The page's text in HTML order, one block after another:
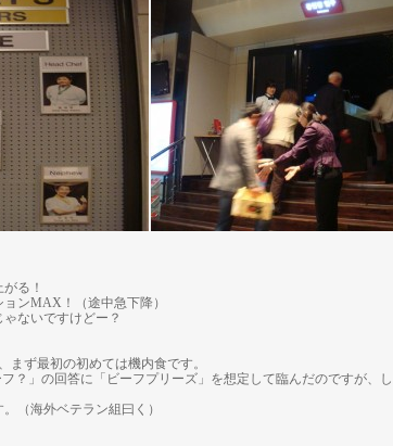
る！
ンMAX！（途中急下降）
ないですけどー？
まず最初の初めては機内食です。
？」の回答に「ビーフプリーズ」を想定して臨んだのですが、
（海外ベテラン組曰く）